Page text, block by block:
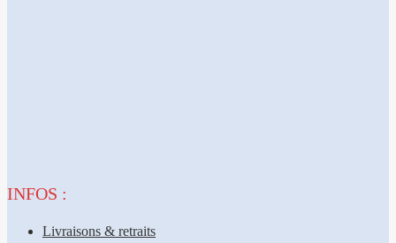
INFOS :
Livraisons & retraits